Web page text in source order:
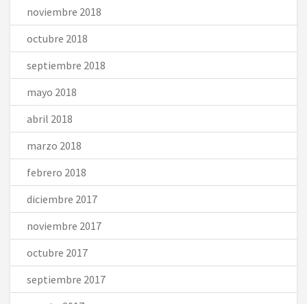
noviembre 2018
octubre 2018
septiembre 2018
mayo 2018
abril 2018
marzo 2018
febrero 2018
diciembre 2017
noviembre 2017
octubre 2017
septiembre 2017